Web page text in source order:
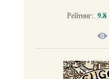
Рейтинг: 9.8